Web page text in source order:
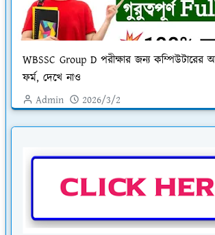
WBSSC Group D পরীক্ষার জন্য কম্পিউটারের
ফর্ম, দেখে নাও
Admin 2026/3/2